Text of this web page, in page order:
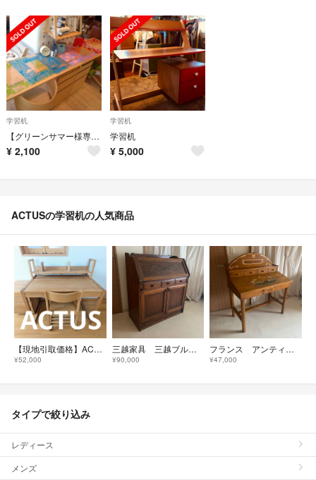
学習机
【グリーンサマー様専用】キッズアクタス デスクマット2枚セット
¥ 2,100
学習机
学習机
¥ 5,000
ACTUSの学習机の人気商品
【現地引取価格】ACTUS 4点セット デスク シェルフ チェスト 椅子
¥52,000
三越家具 三越ブルージュ ライティングビューロー カントリー 英国 デスク 北欧
¥90,000
フランス アンティーク ドローイング デスク 机 トールペイント カントリー
¥47,000
タイプで絞り込み
レディース
メンズ